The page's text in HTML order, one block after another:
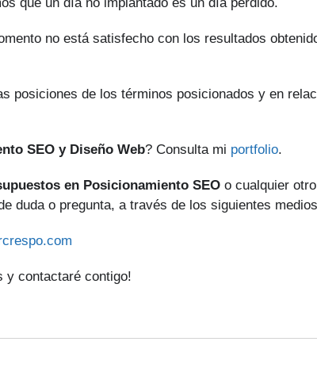
no está satisfecho con los resultados
posiciones de los términos posicionados y en
SEO y Diseño Web? Consulta mi portfolio.
en Posicionamiento SEO o cualquier otro
duda o pregunta, a través de los siguientes
y contactaré contigo!